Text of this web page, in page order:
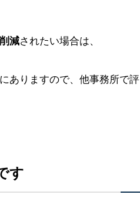
減されたい場合は、
ありますので、他事務所で評
す